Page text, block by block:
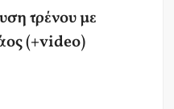
τρένου με
(+video)